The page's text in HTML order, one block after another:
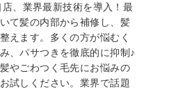
、業界最新技術を導入！最
て髪の内部から補修し、髪
えます。多くの方が悩むく
、パサつきを徹底的に抑制♪
やごわつく毛先にお悩みの
試しください。業界で話題